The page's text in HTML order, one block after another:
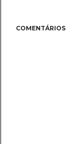
COMENTÁRIOS